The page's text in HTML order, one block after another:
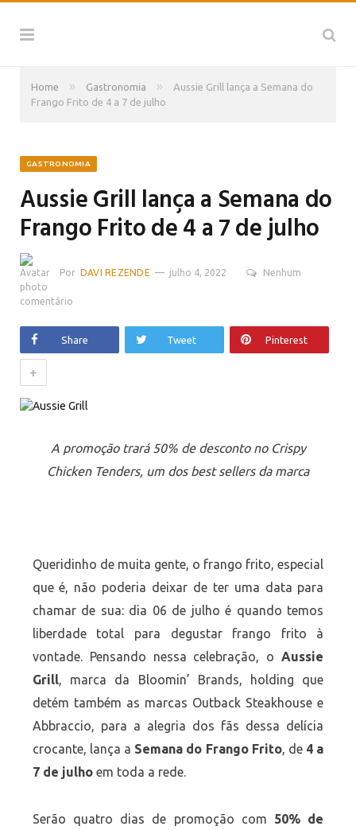
Home » Gastronomia »
Aussie Grill lança a Semana do
Frango Frito de 4 a 7 de julho
GASTRONOMIA
Aussie Grill lança a Semana do
Frango Frito de 4 a 7 de julho
Por DAVI REZENDE julho 4, 2022 Nenhum
comentário
Share Tweet Pinterest
+
A promoção trará 50% de desconto no Crispy
Chicken Tenders, um dos best sellers da marca
Queridinho de muita gente, o frango frito, especial
que é, não poderia deixar de ter uma data para
chamar de sua: dia 06 de julho é quando temos
liberdade total para degustar frango frito à
vontade. Pensando nessa celebração, oAussie
Grill, marca da Bloomin’ Brands, holding que
detém também as marcas Outback Steakhouse e
Abbraccio, para a alegria dos fãs dessa delícia
crocante, lança a Semana do Frango Frito, de 4 a
7 de julhoem toda a rede.
Serão quatro dias de promoção com 50% de